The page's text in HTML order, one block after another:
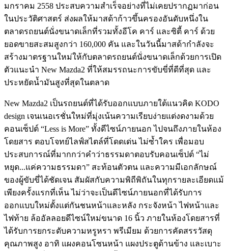
มกราคม 2558 ประสบความสำเร็จอย่างที่ไม่เคยปรากฏมาก่อน
ในประวัติศาสตร์ ส่งผลให้มาสด้าก้าวขึ้นครองอันดับหนึ่งใน
ตลาดรถยนต์นั่งขนาดเล็กที่รวมทั้งอีโค คาร์ และซิตี้ คาร์ ด้วย
ยอดขายสะสมสูงกว่า 160,000 คัน และในวันนี้มาสด้ากำลังจะ
สร้างมาตรฐานใหม่ให้กับตลาดรถยนต์นั่งขนาดเล็กด้วยการเปิด
ตัวแนะนำ New Mazda2 ที่ให้สมรรถนะการขับขี่ที่ดีที่สุด และ
ประหยัดน้ำมันสูงที่สุดในตลาด
New Mazda2 เป็นรถยนต์ที่ได้รับออกแบบภายใต้แนวคิด KODO
design เจนเนอเรชั่นใหม่ที่มุ่งเน้นความเรียบง่ายแต่งดงามด้วย
คอนเซ็ปต์ “Less is More” ทั้งดีไซน์ภายนอก ไปจนถึงภายในห้อง
โดยสาร ตอบโจทย์ไลฟ์สไตล์ที่โดดเด่น ไม่ซ้ำใคร เพื่อมอบ
ประสบการณ์ที่มากกว่าคำว่าธรรมดาตอบรับคอนเซ็ปต์ “ไม่
หยุด...แค่ความธรรมดา” สะท้อนตัวตน และความมีเอกลักษณ์
ของผู้ขับขี่ได้ชัดเจน สัมผัสกับความพิถีพิถันในทุกรายละเอียดแม้
เพียงครั้งแรกที่เห็น ไม่ว่าจะเป็นดีไซน์ภายนอกที่ได้รับการ
ออกแบบใหม่ตั้งแต่กันชนหน้าและหลัง กระจังหน้า ไฟหน้าและ
ไฟท้าย ล้ออัลลอยดีไซน์ใหม่ขนาด 16 นิ้ว ภายในห้องโดยสารที่
ได้รับการยกระดับความหรูหรา พรีเมียม ด้วยการคัดสรรวัสดุ
คุณภาพสูง อาทิ แผงคอนโซนหน้า แผงประตูด้านข้าง และเบาะ